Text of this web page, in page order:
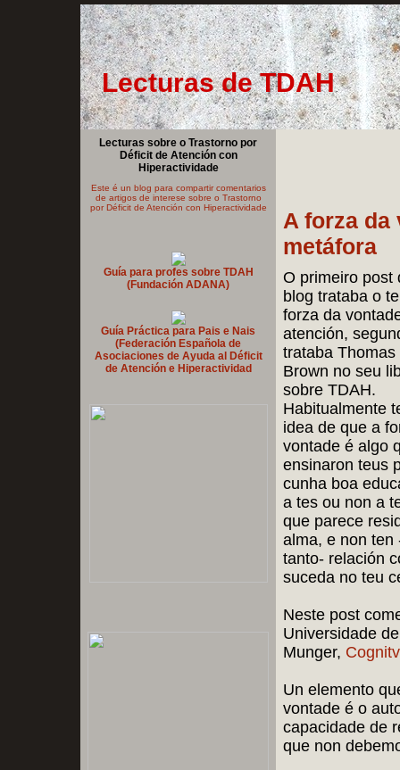
Lecturas de TDAH
Lecturas sobre o Trastorno por
Déficit de Atención con
Hiperactividade
Este é un blog para compartir comentarios
de artigos de interese sobre o Trastorno
por Déficit de Atención con Hiperactividade
Guía para profes sobre TDAH
(Fundación ADANA)
Guía Práctica para Pais e Nais
(Federación Española de
Asociaciones de Ayuda al Déficit
de Atención e Hiperactividad
A forza da
metáfora
O primeiro post
blog trataba o
forza da
atención,
trataba Thomas
Brown no seu
sobre TDAH.
Habitualmente
idea de que a
vontade é algo
ensinaron teus
cunha boa
a tes ou non a
que parece
alma, e non ten
tanto- relación
suceda no teu
Neste post
Universidade
Munger,
Un elemento
vontade é o
capacidade de
que non